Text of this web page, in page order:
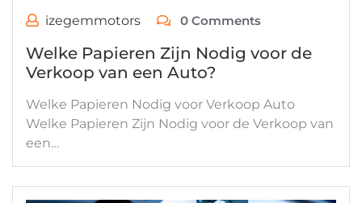
izegemmotors 0 Comments
Welke Papieren Zijn Nodig voor de
Verkoop van een Auto?
Welke Papieren Nodig voor Verkoop Auto
Welke Papieren Zijn Nodig voor de Verkoop van
een…